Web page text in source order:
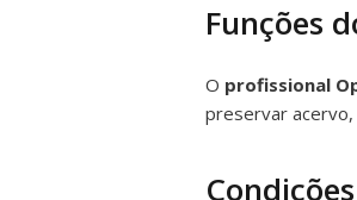
Funções
O profissional
preservar